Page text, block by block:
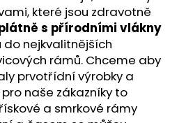
které jsou zdravotně
s přírodními vlákny
nejkvalitnějších
rámů. Chceme aby
prvotřídní výrobky a
naše zákazníky to
a smrkové rámy